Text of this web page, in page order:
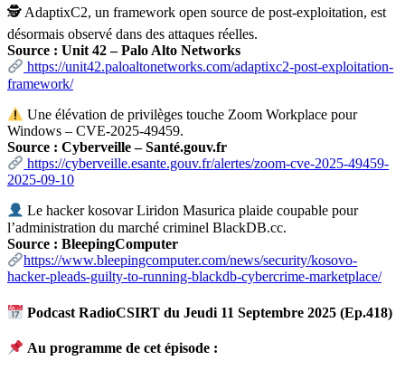
🕵️ AdaptixC2, un framework open source de post-exploitation, est
désormais observé dans des attaques réelles.
Source : Unit 42 – Palo Alto Networks
https://unit42.paloaltonetworks.com/adaptixc2-post-exploitation-
framework/
Une élévation de privilèges touche Zoom Workplace pour
Windows – CVE-2025-49459.
Source : Cyberveille – Santé.gouv.fr
https://cyberveille.esante.gouv.fr/alertes/zoom-cve-2025-49459-
2025-09-10
Le hacker kosovar Liridon Masurica plaide coupable pour
l’administration du marché criminel BlackDB.cc.
Source : BleepingComputer
https://www.bleepingcomputer.com/news/security/kosovo-
hacker-pleads-guilty-to-running-blackdb-cybercrime-marketplace/
Podcast RadioCSIRT du Jeudi 11 Septembre 2025 (Ep.418)
Au programme de cet épisode :